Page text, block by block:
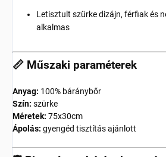
Letisztult szürke dizájn, férfiak és
alkalmas
📏 Műszaki paraméterek
Anyag: 100% báránybőr
Szín: szürke
Méretek: 75x30cm
Ápolás: gyengéd tisztítás ajánlott